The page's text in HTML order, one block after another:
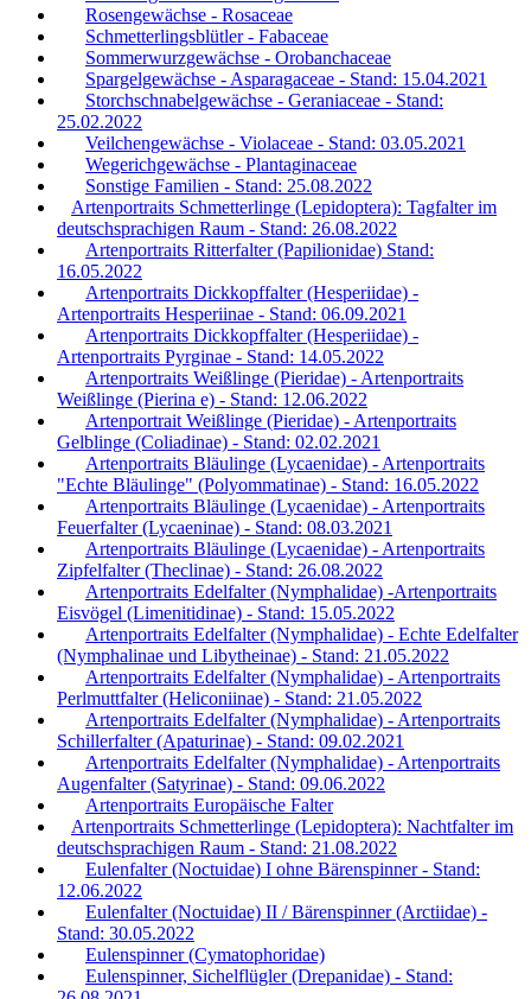
Rosengewächse - Rosaceae
Schmetterlingsblütler - Fabaceae
Sommerwurzgewächse - Orobanchaceae
Spargelgewächse - Asparagaceae - Stand: 15.04.2021
Storchschnabelgewächse - Geraniaceae - Stand:
25.02.2022
Veilchengewächse - Violaceae - Stand: 03.05.2021
Wegerichgewächse - Plantaginaceae
Sonstige Familien - Stand: 25.08.2022
Artenportraits Schmetterlinge (Lepidoptera): Tagfalter im
deutschsprachigen Raum - Stand: 26.08.2022
Artenportraits Ritterfalter (Papilionidae) Stand:
16.05.2022
Artenportraits Dickkopffalter (Hesperiidae) -
Artenportraits Hesperiinae - Stand: 06.09.2021
Artenportraits Dickkopffalter (Hesperiidae) -
Artenportraits Pyrginae - Stand: 14.05.2022
Artenportraits Weißlinge (Pieridae) - Artenportraits
Weißlinge (Pierina e) - Stand: 12.06.2022
Artenportrait Weißlinge (Pieridae) - Artenportraits
Gelblinge (Coliadinae) - Stand: 02.02.2021
Artenportraits Bläulinge (Lycaenidae) - Artenportraits
"Echte Bläulinge" (Polyommatinae) - Stand: 16.05.2022
Artenportraits Bläulinge (Lycaenidae) - Artenportraits
Feuerfalter (Lycaeninae) - Stand: 08.03.2021
Artenportraits Bläulinge (Lycaenidae) - Artenportraits
Zipfelfalter (Theclinae) - Stand: 26.08.2022
Artenportraits Edelfalter (Nymphalidae) -Artenportraits
Eisvögel (Limenitidinae) - Stand: 15.05.2022
Artenportraits Edelfalter (Nymphalidae) - Echte Edelfalter
(Nymphalinae und Libytheinae) - Stand: 21.05.2022
Artenportraits Edelfalter (Nymphalidae) - Artenportraits
Perlmuttfalter (Heliconiinae) - Stand: 21.05.2022
Artenportraits Edelfalter (Nymphalidae) - Artenportraits
Schillerfalter (Apaturinae) - Stand: 09.02.2021
Artenportraits Edelfalter (Nymphalidae) - Artenportraits
Augenfalter (Satyrinae) - Stand: 09.06.2022
Artenportraits Europäische Falter
Artenportraits Schmetterlinge (Lepidoptera): Nachtfalter im
deutschsprachigen Raum - Stand: 21.08.2022
Eulenfalter (Noctuidae) I ohne Bärenspinner - Stand:
12.06.2022
Eulenfalter (Noctuidae) II / Bärenspinner (Arctiidae) -
Stand: 30.05.2022
Eulenspinner (Cymatophoridae)
Eulenspinner, Sichelflügler (Drepanidae) - Stand: